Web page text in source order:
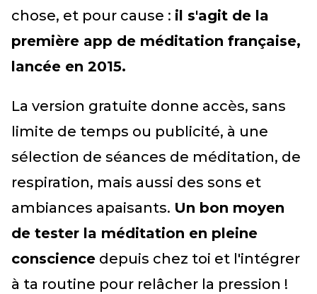
chose, et pour cause : il s'agit de la
première app de méditation française,
lancée en 2015.
La version gratuite donne accès, sans
limite de temps ou publicité, à une
sélection de séances de méditation, de
respiration, mais aussi des sons et
ambiances apaisants. Un bon moyen
de tester la méditation en pleine
conscience depuis chez toi et l'intégrer
à ta routine pour relâcher la pression !